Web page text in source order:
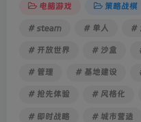
电脑游戏 策略战棋
# steam # 单人 #
# 开放世界 # 沙盒
# 管理 # 基地建设
# 抢先体验 # 风格化
# 即时战略 # 城市营造